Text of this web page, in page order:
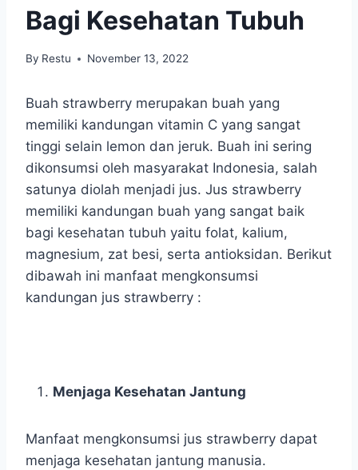
Bagi Kesehatan Tubuh
By Restu November 13, 2022
Buah strawberry merupakan buah yang
memiliki kandungan vitamin C yang sangat
tinggi selain lemon dan jeruk. Buah ini sering
dikonsumsi oleh masyarakat Indonesia, salah
satunya diolah menjadi jus. Jus strawberry
memiliki kandungan buah yang sangat baik
bagi kesehatan tubuh yaitu folat, kalium,
magnesium, zat besi, serta antioksidan. Berikut
dibawah ini manfaat mengkonsumsi
kandungan jus strawberry :
Menjaga Kesehatan Jantung
Manfaat mengkonsumsi jus strawberry dapat
menjaga kesehatan jantung manusia.